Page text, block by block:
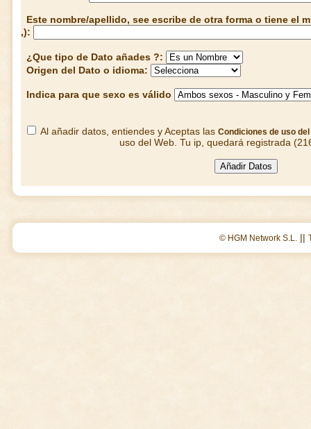
Este nombre/apellido, see escribe de otra forma o tiene el
,):
¿Que tipo de Dato añades ?:
Origen del Dato o idioma:
Indica para que sexo es válido
Al añadir datos, entiendes y Aceptas las Condiciones de uso del
uso del Web. Tu ip, quedará registrada
© HGM Network S.L. ||